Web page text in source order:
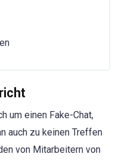
um einen Fake-Chat,
auch zu keinen Treffen
von Mitarbeitern von